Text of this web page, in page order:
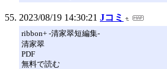
2023/08/19 14:30:21 Jコミ
ribbon+ -清家翠短編集-
清家翠
PDF
無料で読む